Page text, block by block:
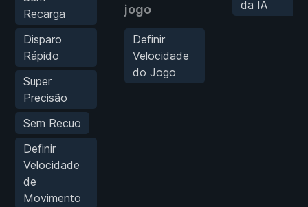
Recarga
Disparo
Rápido
Super
Precisão
Sem Recuo
Definir
Velocidade
de
Movimento
jogo
Definir
Velocidade
do Jogo
da IA